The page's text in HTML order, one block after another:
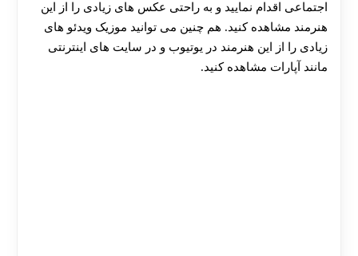
اجتماعی اقدام نمایید و به راحتی عکس های زیادی را از این
هنرمند مشاهده کنید. هم چنین می توانید موزیک ویدئو های
زیادی را از این هنرمند در یوتیوب و در سایت های اینترنتی
مانند آپارات مشاهده کنید.